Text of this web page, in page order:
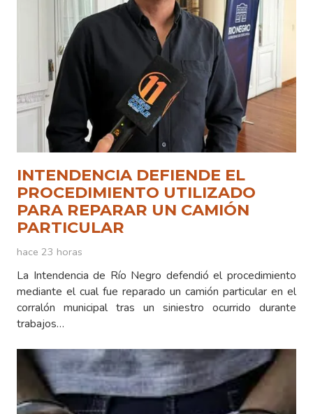
INTENDENCIA DEFIENDE EL
PROCEDIMIENTO UTILIZADO
PARA REPARAR UN CAMIÓN
PARTICULAR
hace 23 horas
La Intendencia de Río Negro defendió el procedimiento
mediante el cual fue reparado un camión particular en el
corralón municipal tras un siniestro ocurrido durante
trabajos…